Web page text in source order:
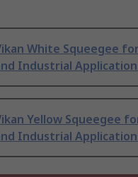
White Squeegee
Industrial
Yellow Squeegee
Industrial